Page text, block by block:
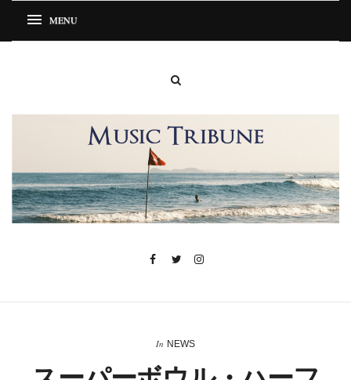
In NEWS